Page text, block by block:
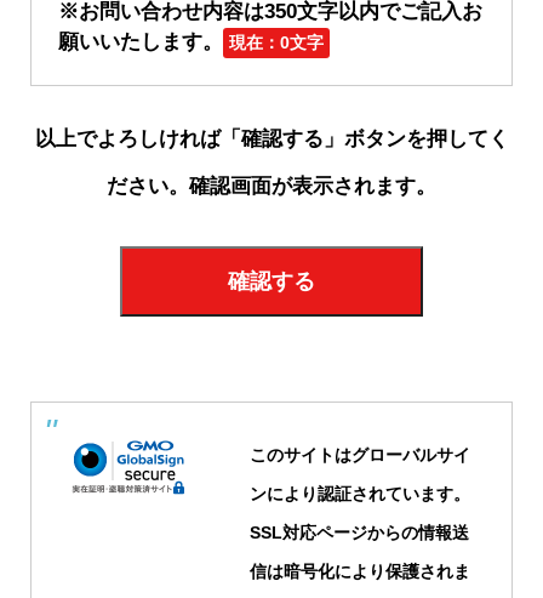
※お問い合わせ内容は350文字以内でご記入お
願いいたします。
現在： 0文字
以上でよろしければ「確認する」ボタンを押してく
ださい。確認画面が表示されます。
このサイトはグローバルサイ
ンにより認証されています。
SSL対応ページからの情報送
信は暗号化により保護されま